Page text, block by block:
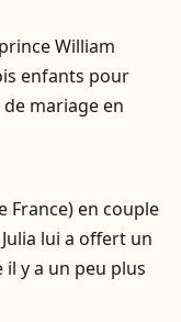
William
enfants pour
mariage en
France) en couple
lui a offert un
y a un peu plus